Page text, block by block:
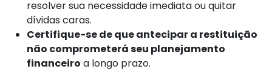
resolver sua necessidade imediata ou quitar
dívidas caras.
Certifique-se de que antecipar a restituição
não comprometerá seu planejamento
financeiro a longo prazo.